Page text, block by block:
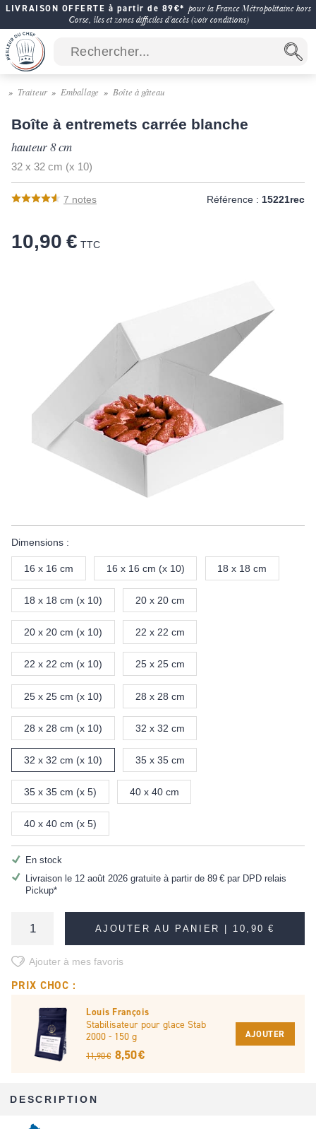
LIVRAISON OFFERTE à partir de 89€* pour la France Métropolitaine hors
Corse, îles et zones difficiles d'accès (voir conditions)
Traiteur Emballage Boîte à gâteau
Boîte à entremets carrée blanche
hauteur 8 cm
32 x 32 cm (x 10)
7 notes Référence : 15221rec
10,90 € TTC
Dimensions :
16 x 16 cm 16 x 16 cm (x 10) 18 x 18 cm
18 x 18 cm (x 10) 20 x 20 cm
20 x 20 cm (x 10) 22 x 22 cm
22 x 22 cm (x 10) 25 x 25 cm
25 x 25 cm (x 10) 28 x 28 cm
28 x 28 cm (x 10) 32 x 32 cm
32 x 32 cm (x 10) 35 x 35 cm
35 x 35 cm (x 5) 40 x 40 cm
40 x 40 cm (x 5)
En stock
Livraison le 12 août 2026 gratuite à partir de 89 €par DPD relais
Pickup*
AJOUTER AU PANIER | 10,90 €
Ajouter à mes favoris
PRIX CHOC :
Louis François
Stabilisateur pour glace Stab
2000 - 150 g
11,90 € 8,50 €
AJOUTER
DESCRIPTION